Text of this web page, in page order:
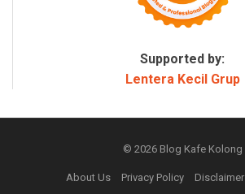
Supported by:
Lentera Kecil Grup
© 2026 Blog Kafe Kolong
About Us Privacy Policy Disclaimer